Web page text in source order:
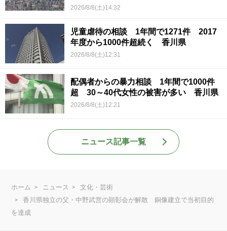
2026/8/8(土)14:32
児童虐待の相談 1年間で1271件 2017
年度から1000件超続く 香川県
2026/8/8(土)12:31
配偶者からの暴力相談 1年間で1000件
超 30～40代女性の被害が多い 香川県
2026/8/8(土)12:21
ニュース記事一覧
ホーム ニュース
文化・芸術
香川県独立の父・中野武営の顕彰会が解散 銅像建立で当初目的
を達成